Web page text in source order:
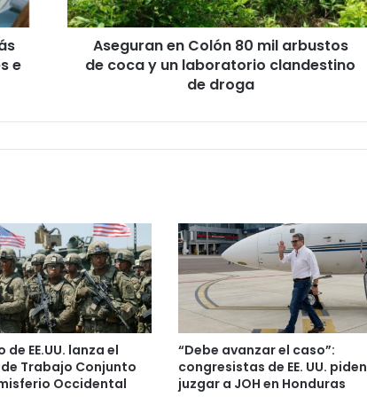
e
coca
y
laboratorio
Aseguran en Colón 80 mil arbustos
de coca y un laboratorio clandestino
de droga
de EE.UU. lanza el
Trabajo Conjunto
Occidental
“Debe avanzar el caso”:
congresistas de EE. UU. piden
juzgar a JOH en Honduras